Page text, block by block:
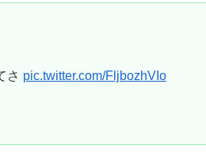
さ pic.twitter.com/FljbozhVIo